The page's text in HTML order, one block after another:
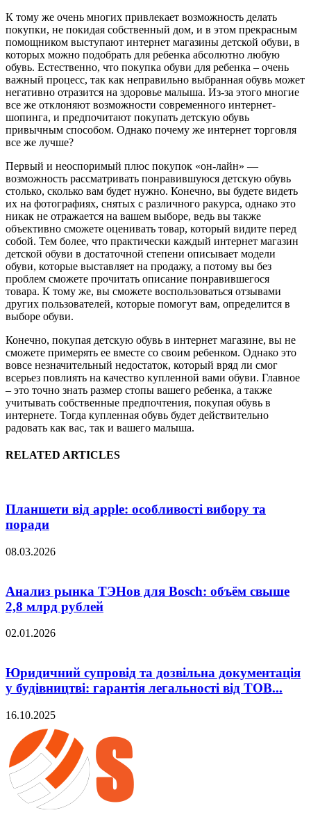
К тому же очень многих привлекает возможность делать
покупки, не покидая собственный дом, и в этом прекрасным
помощником выступают интернет магазины детской обуви, в
которых можно подобрать для ребенка абсолютно любую
обувь. Естественно, что покупка обуви для ребенка – очень
важный процесс, так как неправильно выбранная обувь может
негативно отразится на здоровье малыша. Из-за этого многие
все же отклоняют возможности современного интернет-
шопинга, и предпочитают покупать детскую обувь
привычным способом. Однако почему же интернет торговля
все же лучше?
Первый и неоспоримый плюс покупок «он-лайн» —
возможность рассматривать понравившуюся детскую обувь
столько, сколько вам будет нужно. Конечно, вы будете видеть
их на фотографиях, снятых с различного ракурса, однако это
никак не отражается на вашем выборе, ведь вы также
объективно сможете оценивать товар, который видите перед
собой. Тем более, что практически каждый интернет магазин
детской обуви в достаточной степени описывает модели
обуви, которые выставляет на продажу, а потому вы без
проблем сможете прочитать описание понравившегося
товара. К тому же, вы сможете воспользоваться отзывами
других пользователей, которые помогут вам, определится в
выборе обуви.
Конечно, покупая детскую обувь в интернет магазине, вы не
сможете примерять ее вместе со своим ребенком. Однако это
вовсе незначительный недостаток, который вряд ли смог
всерьез повлиять на качество купленной вами обуви. Главное
– это точно знать размер стопы вашего ребенка, а также
учитывать собственные предпочтения, покупая обувь в
интернете. Тогда купленная обувь будет действительно
радовать как вас, так и вашего малыша.
RELATED ARTICLES
Планшети від apple: особливості вибору та
поради
08.03.2026
Анализ рынка ТЭНов для Bosch: объём свыше
2,8 млрд рублей
02.01.2026
Юридичний супровід та дозвільна документація
у будівництві: гарантія легальності від ТОВ...
16.10.2025